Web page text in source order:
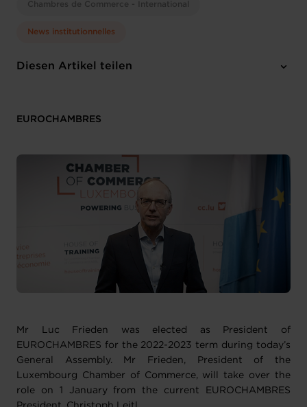
Chambres de Commerce - International
News institutionnelles
Diesen Artikel teilen
EUROCHAMBRES
Mr Luc Frieden was elected as President of
EUROCHAMBRES for the 2022-2023 term during today’s
General Assembly. Mr Frieden, President of the
Luxembourg Chamber of Commerce, will take over the
role on 1 January from the current EUROCHAMBRES